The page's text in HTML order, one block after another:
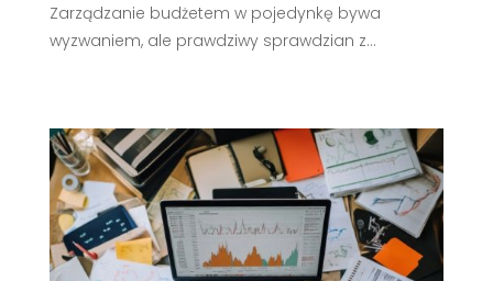
Zarządzanie budżetem w pojedynkę bywa
wyzwaniem, ale prawdziwy sprawdzian z...